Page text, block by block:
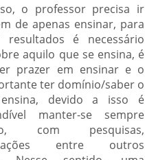
o professor precisa ir
de apenas ensinar, para
é necessário
aquilo que se ensina, é
prazer em ensinar e o
ter domínio/saber o
devido a isso é
manter-se sempre
com pesquisas,
entre outros